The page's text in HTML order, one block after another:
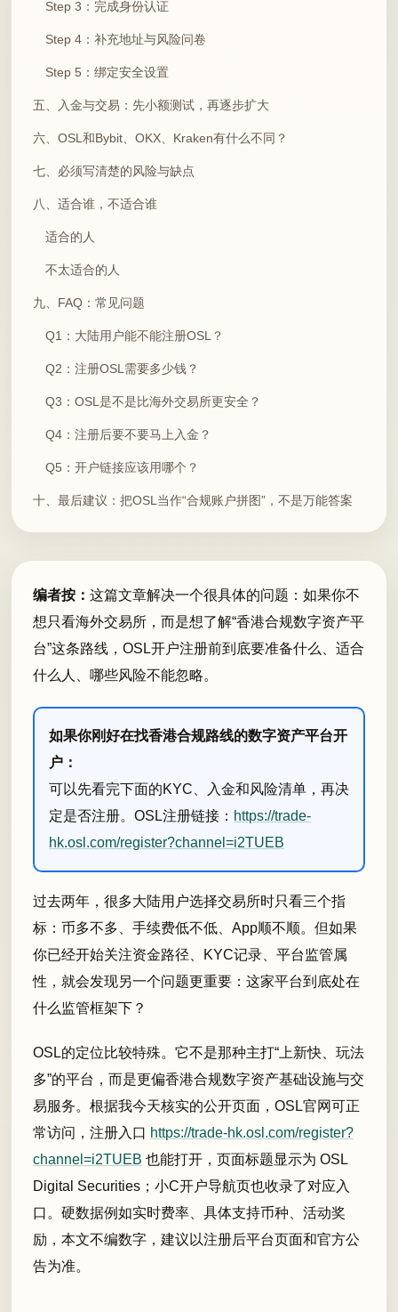
Step 3：完成身份认证
Step 4：补充地址与风险问卷
Step 5：绑定安全设置
五、入金与交易：先小额测试，再逐步扩大
六、OSL和Bybit、OKX、Kraken有什么不同？
七、必须写清楚的风险与缺点
八、适合谁，不适合谁
适合的人
不太适合的人
九、FAQ：常见问题
Q1：大陆用户能不能注册OSL？
Q2：注册OSL需要多少钱？
Q3：OSL是不是比海外交易所更安全？
Q4：注册后要不要马上入金？
Q5：开户链接应该用哪个？
十、最后建议：把OSL当作“合规账户拼图”，不是万能答案
编者按： 这篇文章解决一个很具体的问题：如果你不
想只看海外交易所，而是想了解“香港合规数字资产平
台”这条路线，OSL开户注册前到底要准备什么、适合
什么人、哪些风险不能忽略。
如果你刚好在找香港合规路线的数字资产平台开
户：
可以先看完下面的KYC、入金和风险清单，再决
定是否注册。OSL注册链接： https://trade-
hk.osl.com/register?channel=i2TUEB
过去两年，很多大陆用户选择交易所时只看三个指
标：币多不多、手续费低不低、App顺不顺。但如果
你已经开始关注资金路径、KYC记录、平台监管属
性，就会发现另一个问题更重要：这家平台到底处在
什么监管框架下？
OSL的定位比较特殊。它不是那种主打“上新快、玩法
多”的平台，而是更偏香港合规数字资产基础设施与交
易服务。根据我今天核实的公开页面，OSL官网可正
常访问，注册入口 https://trade-hk.osl.com/register?
channel=i2TUEB 也能打开，页面标题显示为 OSL
Digital Securities；小C开户导航页也收录了对应入
口。硬数据例如实时费率、具体支持币种、活动奖
励，本文不编数字，建议以注册后平台页面和官方公
告为准。